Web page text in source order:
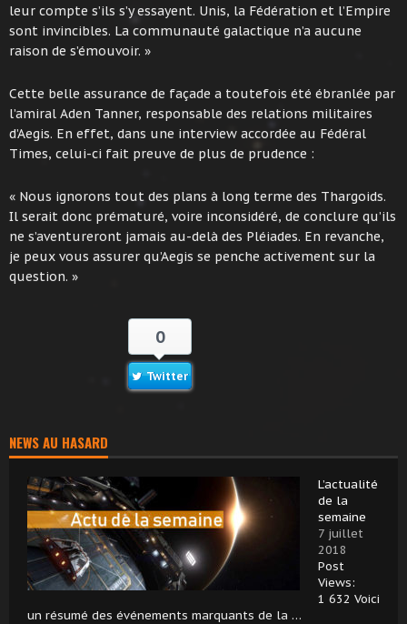
leur compte s’ils s’y essayent. Unis, la Fédération et l’Empire
sont invincibles. La communauté galactique n’a aucune
raison de s’émouvoir. »
Cette belle assurance de façade a toutefois été ébranlée par
l’amiral Aden Tanner, responsable des relations militaires
d’Aegis. En effet, dans une interview accordée au Fédéral
Times, celui-ci fait preuve de plus de prudence :
« Nous ignorons tout des plans à long terme des Thargoids.
Il serait donc prématuré, voire inconsidéré, de conclure qu’ils
ne s’aventureront jamais au-delà des Pléiades. En revanche,
je peux vous assurer qu’Aegis se penche activement sur la
question. »
0
Twitter
NEWS AU HASARD
L’actualité
de la
semaine
7 juillet
2018
Post
Views:
1 632 Voici
un résumé des événements marquants de la …